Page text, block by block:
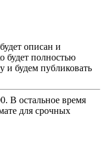
описан и
будет полностью
и будем публиковать
В остальное время
для срочных